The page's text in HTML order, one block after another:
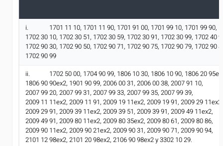
i. 1701 11 10, 1701 11 90, 1701 91 00, 1701 99 10, 1701 99 90,
1702 30 10, 1702 30 51, 1702 30 59, 1702 30 91, 1702 30 99, 1702 40
1702 90 30, 1702 90 50, 1702 90 71, 1702 90 75, 1702 90 79, 1702 90
1702 90 99
ii. 1702 50 00, 1704 90 99, 1806 10 30, 1806 10 90, 1806 20
1806 90 90ex2, 1901 90 99, 2006 00 31, 2006 00 38, 2007 91 10,
2007 99 20, 2007 99 31, 2007 99 33, 2007 99 35, 2007 99 39,
2009 11 11ex2, 2009 11 91, 2009 19 11ex2, 2009 19 91, 2009 29 11ex2,
2009 29 91, 2009 39 11ex2, 2009 39 51, 2009 39 91, 2009 49 11ex2,
2009 49 91, 2009 80 11ex2, 2009 80 35ex2, 2009 80 61, 2009 80 86,
2009 90 11ex2, 2009 90 21ex2, 2009 90 31, 2009 90 71, 2009 90 94,
2101 12 98ex2, 2101 20 98ex2, 2106 90 98ex2 y 3302 10 29.